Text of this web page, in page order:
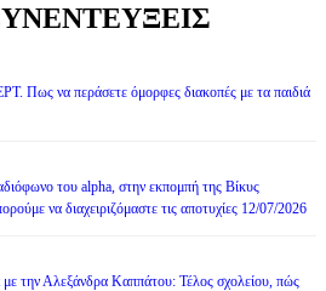
Πως να περάσετε όμορφες διακοπές με τα παιδιά
του alpha, στην εκπομπή της Βίκυς
να διαχειριζόμαστε τις αποτυχίες 12/07/2026
την Αλεξάνδρα Καππάτου: Τέλος σχολείου, πώς